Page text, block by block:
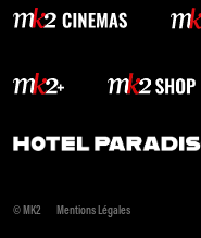
© MK2 Mentions Légales